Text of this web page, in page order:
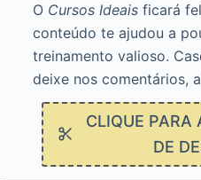
O Cursos Ideaisficará
conteúdo te ajudou a
treinamento valioso.
deixe nos comentários,
CLIQUE PARA
DE